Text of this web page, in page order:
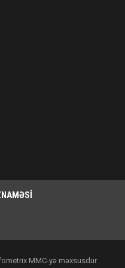
MMC-yə məxsusdur